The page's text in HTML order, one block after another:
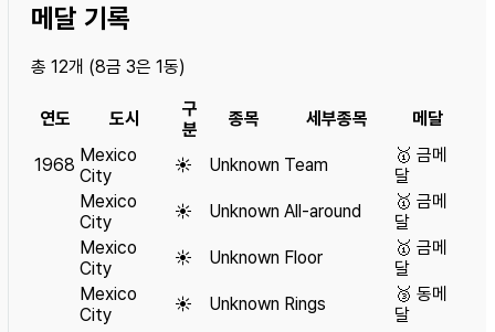
메달 기록
총 12개 (8금 3은 1동)
연도 도시
구
분
종목 세부종목 메달
1968 Mexico
City
☀️ Unknown Team 🥇 금메
달
Mexico
City
☀️ Unknown All-around 🥇 금메
달
Mexico
City
☀️ Unknown Floor 🥇 금메
달
Mexico
City
☀️ Unknown Rings 🥉 동메
달